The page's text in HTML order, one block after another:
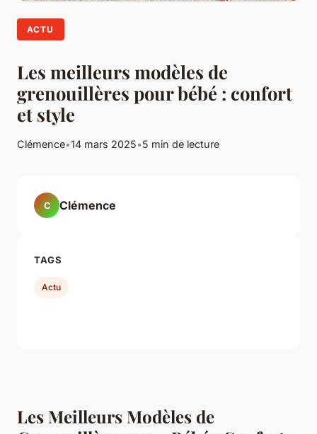
ACTU
Les meilleurs modèles de
grenouillères pour bébé : confort
et style
Clémence•14 mars 2025•5 min de lecture
Les Meilleurs Modèles de
C Clémence
TAGS
Actu